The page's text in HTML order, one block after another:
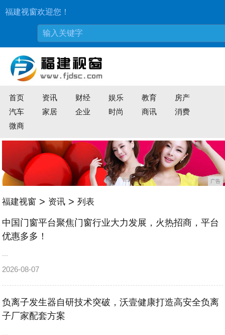
福建视窗欢迎您！
首页 资讯 财经 娱乐 教育
房产
汽车
家居 企业 时尚 商讯
消费
微商
广告
福建视窗 > 资讯 > 列表
​中国门窗平台聚焦门窗行业大力发展，火热招商，平台
优惠多多！
2026-08-07
负离子发生器自研技术突破，沃壹健康打造高安全负离
子厂家配套方案